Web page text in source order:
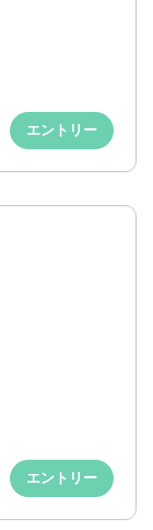
エントリー
エントリー